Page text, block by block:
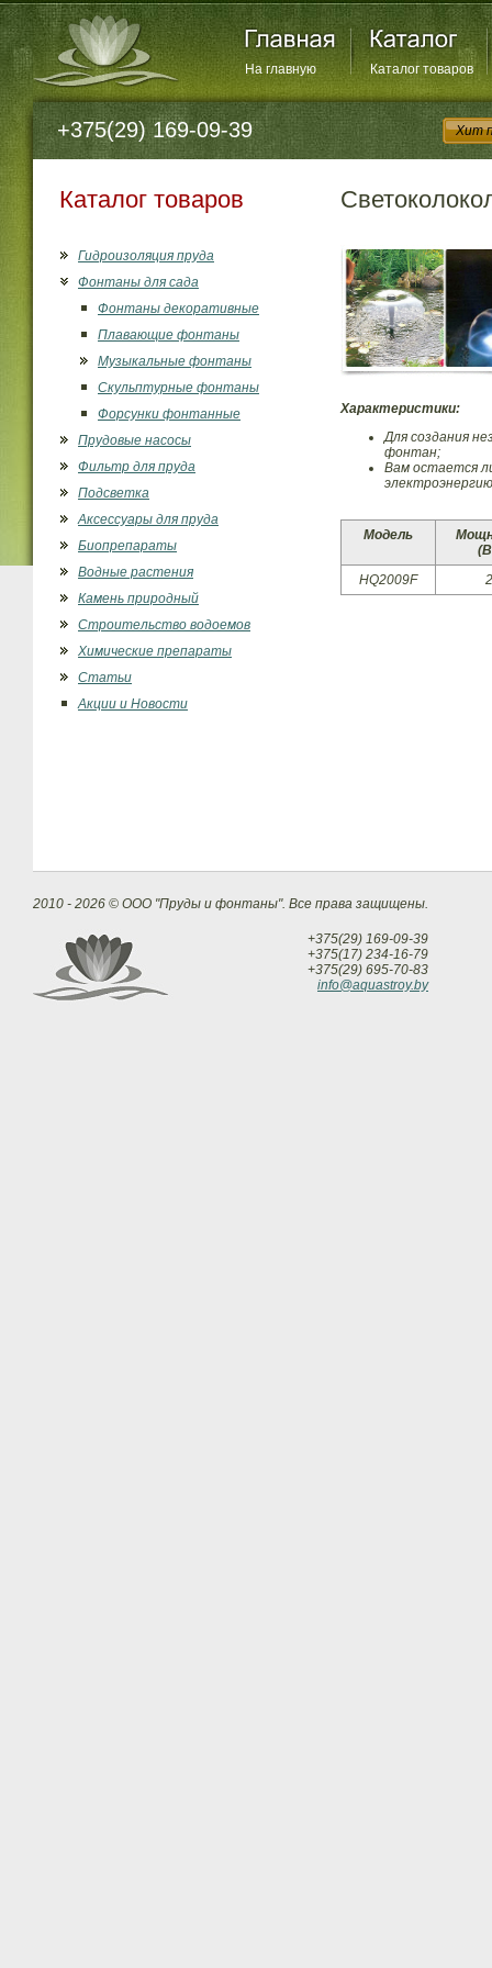
На главную Каталог товаров
+375(29) 169-09-39 Хит
Каталог товаров
Гидроизоляция пруда
Фонтаны для сада
Фонтаны декоративные
Плавающие фонтаны
Музыкальные фонтаны
Скульптурные фонтаны
Форсунки фонтанные
Прудовые насосы
Фильтр для пруда
Подсветка
Аксессуары для пруда
Биопрепараты
Водные растения
Камень природный
Строительство водоемов
Химические препараты
Статьи
Акции и Новости
Характеристики:
Для создания
фонтан;
Вам остается
Модель
HQ2009F
2010 - 2026 © ООО "Пруды и фонтаны". Все права защищены.
+375(29) 169-09-39
+375(17) 234-16-79
+375(29) 695-70-83
info@aquastroy.by